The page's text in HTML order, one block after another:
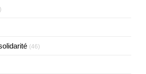
(46)